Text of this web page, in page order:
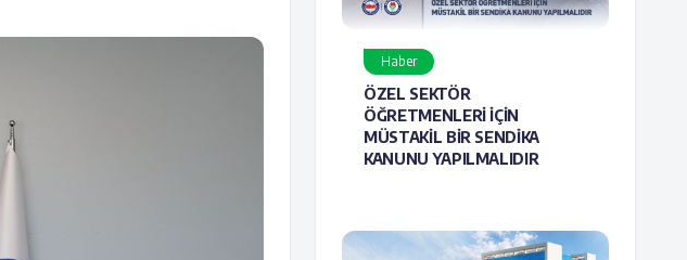
Haber
ÖZEL SEKTÖR
ÖĞRETMENLERİ İÇİN
MÜSTAKİL BİR SENDİKA
KANUNU YAPILMALIDIR